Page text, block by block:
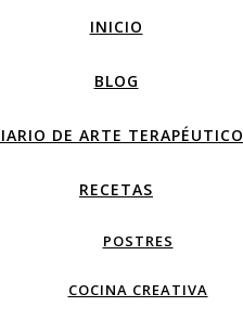
INICIO
BLOG
DE ARTE TERAPÉUTICO
RECETAS
POSTRES
COCINA CREATIVA